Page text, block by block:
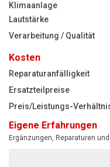
Klimaanlage
Lautstärke
Verarbeitung / Qualität
Kosten
Reparaturanfälligkeit
Ersatzteilpreise
Preis/Leistungs-
Eigene Erfahrungen
Ergänzungen, Reparaturen